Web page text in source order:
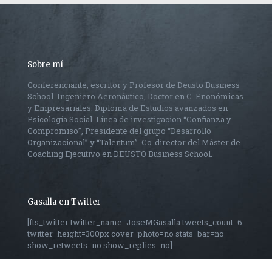
Sobre mí
Conferenciante, escritor y Profesor de Deusto Business
School. Ingeniero Aeronáutico, Doctor en C. Enonómicas
y Empresariales. Diploma de Estudios avanzados en
Psicología Social. Línea de investigacion “Confianza y
Compromiso”, Presidente del grupo “Desarrollo
Organizacional” y “Talentum”. Co-director del Máster de
Coaching Ejecutivo en DEUSTO Business School.
Gasalla en Twitter
[fts_twitter twitter_name=JoseMGasalla tweets_count=6
twitter_height=300px cover_photo=no stats_bar=no
show_retweets=no show_replies=no]